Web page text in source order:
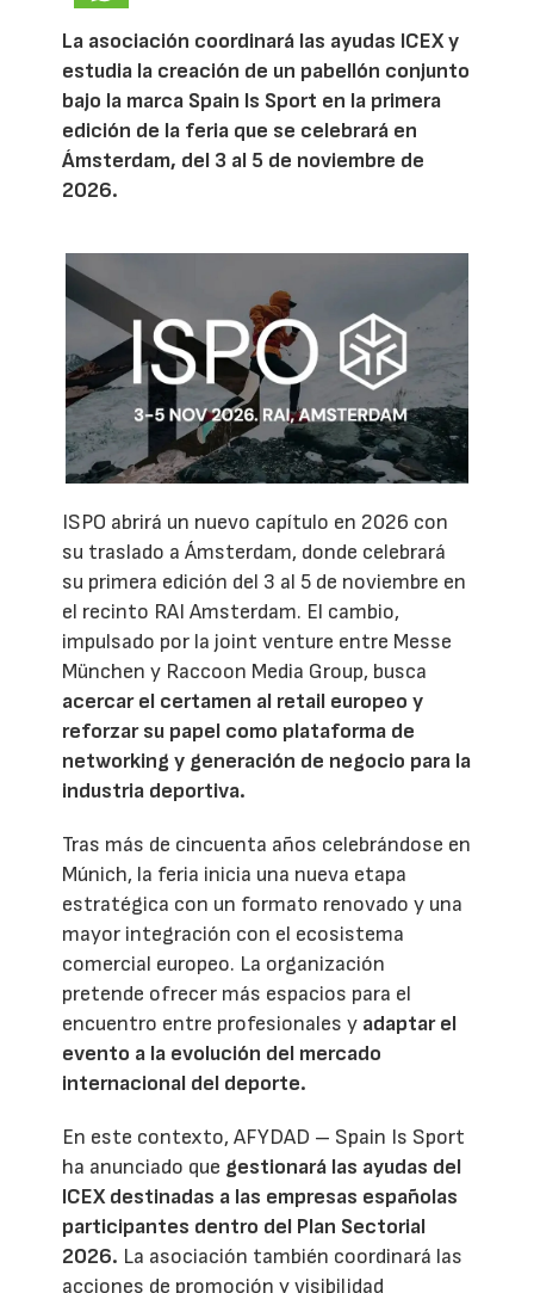
La asociación coordinará las ayudas ICEX y
estudia la creación de un pabellón conjunto
bajo la marca Spain Is Sport en la primera
edición de la feria que se celebrará en
Ámsterdam, del 3 al 5 de noviembre de
2026.
ISPO abrirá un nuevo capítulo en 2026 con
su traslado a Ámsterdam, donde celebrará
su primera edición del 3 al 5 de noviembre en
el recinto RAI Amsterdam. El cambio,
impulsado por la joint venture entre Messe
München y Raccoon Media Group, busca
acercar el certamen al retail europeo y
reforzar su papel como plataforma de
networking y generación de negocio para la
industria deportiva.
Tras más de cincuenta años celebrándose en
Múnich, la feria inicia una nueva etapa
estratégica con un formato renovado y una
mayor integración con el ecosistema
comercial europeo. La organización
pretende ofrecer más espacios para el
encuentro entre profesionales y adaptar el
evento a la evolución del mercado
internacional del deporte.
En este contexto, AFYDAD – Spain Is Sport
ha anunciado que gestionará las ayudas del
ICEX destinadas a las empresas españolas
participantes dentro del Plan Sectorial
2026. La asociación también coordinará las
acciones de promoción y visibilidad